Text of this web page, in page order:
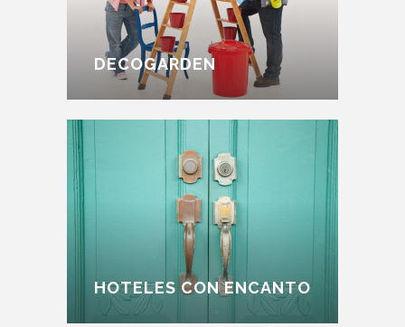
DECOGARDEN
HOTELES CON ENCANTO